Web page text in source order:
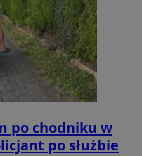
po chodniku w
po służbie